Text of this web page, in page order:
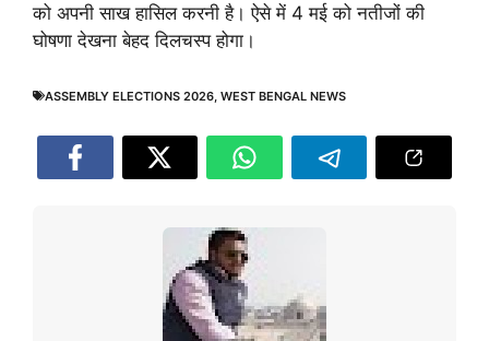
को अपनी साख हासिल करनी है। ऐसे में 4 मई को नतीजों की
घोषणा देखना बेहद दिलचस्प होगा।
ASSEMBLY ELECTIONS 2026 WEST BENGAL NEWS